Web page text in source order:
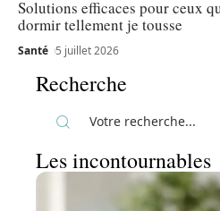
Solutions efficaces pour ceux
dormir tellement je tousse
Santé 5 juillet 2026
Recherche
Les incontournables